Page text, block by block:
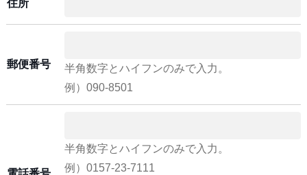
住所
郵便番号
半角数字とハイフンのみで入力。
例）090-8501
半角数字とハイフンのみで入力。
例）0157-23-7111